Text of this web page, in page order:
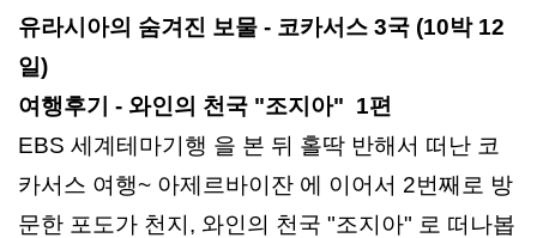
유라시아의 숨겨진 보물 - 코카서스 3국 (10박 12
일)
여행후기 - 와인의 천국 "조지아" 1편
EBS 세계테마기행 을 본 뒤 홀딱 반해서 떠난 코
카서스 여행~ 아제르바이잔 에 이어서 2번째로 방
문한 포도가 천지, 와인의 천국 "조지아" 로 떠나봅